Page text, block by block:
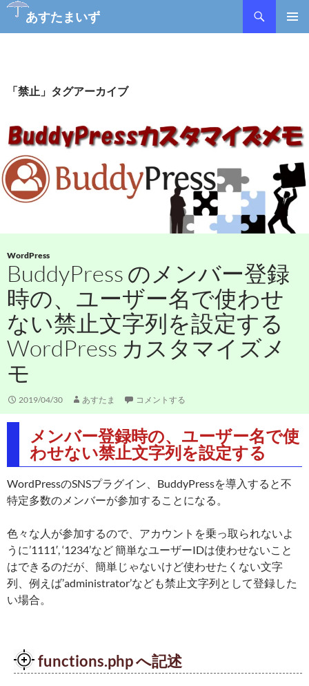
あすたまいず
検
ツ
キ
ッ
プ
「禁止」タグアーカイブ
WordPress
BuddyPress のメンバー登録
時の、ユーザー名で使わせ
ない禁止文字列を設定する
WordPress カスタマイズメ
モ
2019/04/30 あすたま コメントする
メンバー登録時の、ユーザー名で使
わせない禁止文字列を設定する
WordPressのSNSプラグイン、BuddyPressを導入すると不
特定多数のメンバーが参加することになる。
色々な人が参加するので、アカウントを乗っ取られないよ
うに’1111′, ‘1234’など 簡単なユーザーIDは使わせないこと
はできるのだが、簡単じゃないけど使わせたくない文字
列、例えば’administrator’なども禁止文字列として登録した
い場合。
functions.php へ記述